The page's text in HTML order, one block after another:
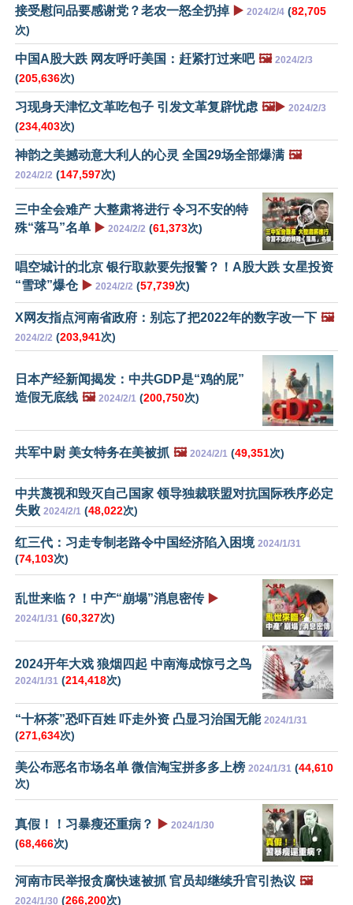
接受慰问品要感谢党？老农一怒全扔掉 ▶️ 2024/2/4 (82,705
次)
中国A股大跌 网友呼吁美国：赶紧打过来吧 🖼️ 2024/2/3
(205,636次)
习现身天津忆文革吃包子 引发文革复辟忧虑 🖼️▶️ 2024/2/3
(234,403次)
神韵之美撼动意大利人的心灵 全国29场全部爆满 🖼️
2024/2/2 (147,597次)
三中全会难产 大整肃将进行 令习不安的特
殊“落马”名单 ▶️ 2024/2/2 (61,373次)
唱空城计的北京 银行取款要先报警？！A股大跌 女星投资
“雪球”爆仓 ▶️ 2024/2/2 (57,739次)
X网友指点河南省政府：别忘了把2022年的数字改一下 🖼️
2024/2/2 (203,941次)
日本产经新闻揭发：中共GDP是“鸡的屁”
造假无底线 🖼️ 2024/2/1 (200,750次)
共军中尉 美女特务在美被抓 🖼️ 2024/2/1 (49,351次)
中共蔑视和毁灭自己国家 领导独裁联盟对抗国际秩序必定
失败 2024/2/1 (48,022次)
红三代：习走专制老路令中国经济陷入困境 2024/1/31
(74,103次)
乱世来临？！中产“崩塌”消息密传 ▶️
2024/1/31 (60,327次)
2024开年大戏 狼烟四起 中南海成惊弓之鸟
2024/1/31 (214,418次)
“十杯茶”恐吓百姓 吓走外资 凸显习治国无能 2024/1/31
(271,634次)
美公布恶名市场名单 微信淘宝拼多多上榜 2024/1/31 (44,610
次)
真假！！习暴瘦还重病？ ▶️ 2024/1/30
(68,466次)
河南市民举报贪腐快速被抓 官员却继续升官引热议 🖼️
2024/1/30 (266,200次)